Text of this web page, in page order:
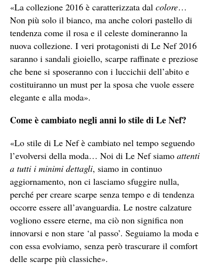
«La collezione 2016 è caratterizzata dal colore…
Non più solo il bianco, ma anche colori pastello di
tendenza come il rosa e il celeste domineranno la
nuova collezione. I veri protagonisti di Le Nef 2016
saranno i sandali gioiello, scarpe raffinate e preziose
che bene si sposeranno con i luccichii dell’abito e
costituiranno un must per la sposa che vuole essere
elegante e alla moda».
Come è cambiato negli anni lo stile di Le Nef?
«Lo stile di Le Nef è cambiato nel tempo seguendo
l’evolversi della moda… Noi di Le Nef siamo attenti
a tutti i minimi dettagli, siamo in continuo
aggiornamento, non ci lasciamo sfuggire nulla,
perché per creare scarpe senza tempo e di tendenza
occorre essere all’avanguardia. Le nostre calzature
vogliono essere eterne, ma ciò non significa non
innovarsi e non stare ‘al passo’. Seguiamo la moda e
con essa evolviamo, senza però trascurare il comfort
delle scarpe più classiche».